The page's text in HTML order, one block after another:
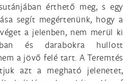
érthető meg, s egy
segít megértenünk, hogy a
a jelenben, nem merül ki
és darabokra hullott
a jövő felé tart. A Teremtés
azt a megható jelenetet,